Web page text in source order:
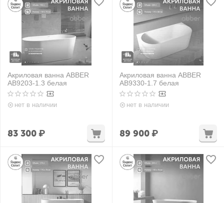
Акриловая ванна ABBER
AB9203-1.3 белая
нет в наличии
83 300₽
Акриловая ванна ABBER
AB9330-1.7 белая
нет в наличии
89 900₽